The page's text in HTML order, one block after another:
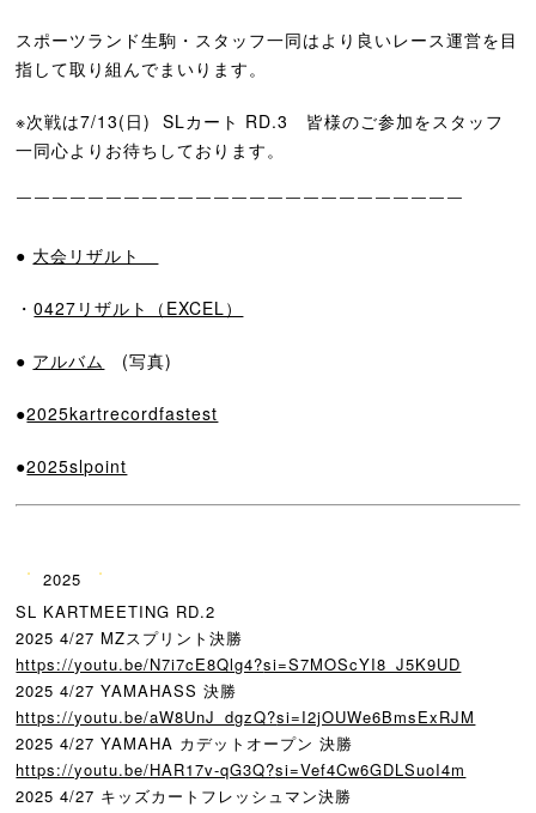
スポーツランド生駒・スタッフ一同はより良いレース運営を目
指して取り組んでまいります。
※次戦は7/13(日) SLカート RD.3 皆様のご参加をスタッフ
一同心よりお待ちしております。
￣￣￣￣￣￣￣￣￣￣￣￣￣￣￣￣￣￣￣￣￣￣￣￣￣
● 大会リザルト
・0427リザルト（EXCEL）
● アルバム (写真)
●2025kartrecordfastest
●2025slpoint
️2025
SL KARTMEETING RD.2
2025 4/27 MZスプリント決勝
https://youtu.be/N7i7cE8Qlg4?si=S7MOScYI8_J5K9UD
2025 4/27 YAMAHASS 決勝
https://youtu.be/aW8UnJ_dgzQ?si=I2jOUWe6BmsExRJM
2025 4/27 YAMAHA カデットオープン 決勝
https://youtu.be/HAR17v-qG3Q?si=Vef4Cw6GDLSuoI4m
2025 4/27 キッズカートフレッシュマン決勝